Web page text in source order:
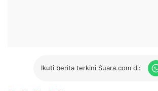
Ikuti berita terkini Suara.com di: